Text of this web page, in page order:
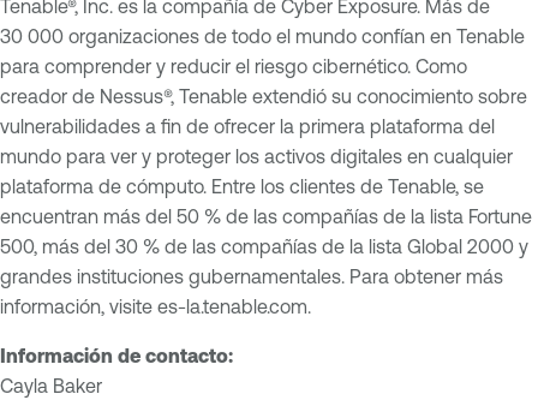
Tenable®, Inc. es la compañía de Cyber Exposure. Más de
30 000 organizaciones de todo el mundo confían en Tenable
para comprender y reducir el riesgo cibernético. Como
creador de Nessus®, Tenable extendió su conocimiento sobre
vulnerabilidades a fin de ofrecer la primera plataforma del
mundo para ver y proteger los activos digitales en cualquier
plataforma de cómputo. Entre los clientes de Tenable, se
encuentran más del 50 % de las compañías de la lista Fortune
500, más del 30 % de las compañías de la lista Global 2000 y
grandes instituciones gubernamentales. Para obtener más
información, visite es-la.tenable.com.
Información de contacto:
Cayla Baker